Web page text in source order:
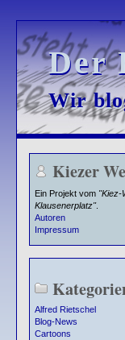
Der
Der
Wir
Wir
Kiezer
Ein Projekt vom "Kiez-
Klausenerplatz".
Autoren
Impressum
Alfred Rietschel
Blog-News
Cartoons